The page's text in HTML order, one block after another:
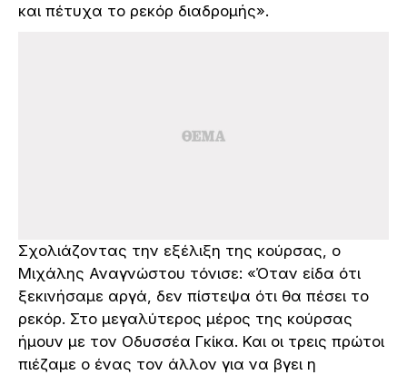
και πέτυχα το ρεκόρ διαδρομής».
Σχολιάζοντας την εξέλιξη της κούρσας, ο
Μιχάλης Αναγνώστου τόνισε: «Όταν είδα ότι
ξεκινήσαμε αργά, δεν πίστεψα ότι θα πέσει το
ρεκόρ. Στο μεγαλύτερος μέρος της κούρσας
ήμουν με τον Οδυσσέα Γκίκα. Και οι τρεις πρώτοι
πιέζαμε ο ένας τον άλλον για να βγει η